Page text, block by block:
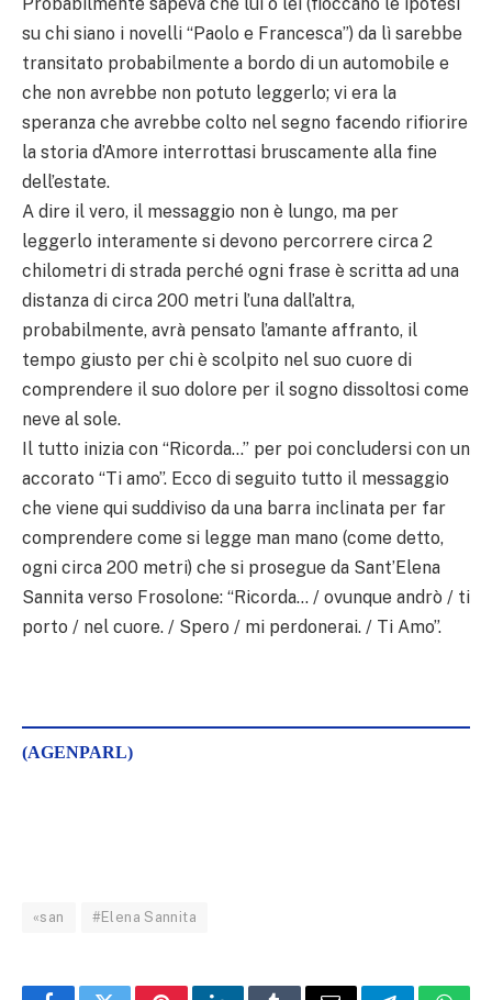
su chi siano i novelli “Paolo e Francesca”) da lì sarebbe
transitato probabilmente a bordo di un automobile e
che non avrebbe non potuto leggerlo; vi era la
speranza che avrebbe colto nel segno facendo rifiorire
la storia d’Amore interrottasi bruscamente alla fine
dell’estate.
A dire il vero, il messaggio non è lungo, ma per
leggerlo interamente si devono percorrere circa 2
chilometri di strada perché ogni frase è scritta ad una
distanza di circa 200 metri l’una dall’altra,
probabilmente, avrà pensato l’amante affranto, il
tempo giusto per chi è scolpito nel suo cuore di
comprendere il suo dolore per il sogno dissoltosi come
neve al sole.
Il tutto inizia con “Ricorda…” per poi concludersi con un
accorato “Ti amo”. Ecco di seguito tutto il messaggio
che viene qui suddiviso da una barra inclinata per far
comprendere come si legge man mano (come detto,
ogni circa 200 metri) che si prosegue da Sant’Elena
Sannita verso Frosolone: “Ricorda… / ovunque andrò / ti
porto / nel cuore. / Spero / mi perdonerai. / Ti Amo”.
(AGENPARL)
«san #Elena Sannita